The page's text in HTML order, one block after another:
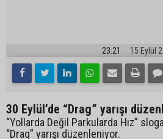
23:21 15 Eylül
30 Eylül’de “Drag” yarışı
“Yollarda Değil Parkularda Hız”
“Drag” yarışı düzenleniyor.